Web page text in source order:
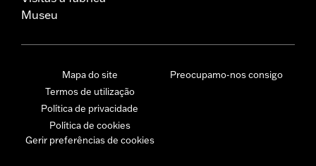
Museu
Mapa do site
Termos de utilização
Política de privacidade
Política de cookies
Gerir preferências de cookies
Preocupamo-nos consigo